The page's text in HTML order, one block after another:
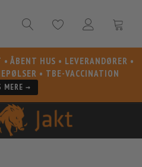
• ÅBENT HUS • LEVERANDØRER •
• TBE-VACCINATION
MERE →